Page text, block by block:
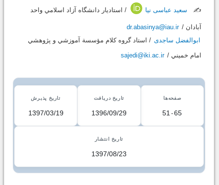
✍️
سعید عباسی نیا / استاديار دانشگاه آزاد اسلامي واحد
آبادان / dr.abasinya@iau.ir
ابوالفضل ساجدی / استاد گروه كلام مؤسسة آموزشي و پژوهشي
امام خميني / sajedi@iki.ac.ir
صفحه‌ها
51-65
تاریخ دریافت
1396/09/29
تاریخ پذیرش
1397/03/19
تاریخ انتشار
1397/08/23